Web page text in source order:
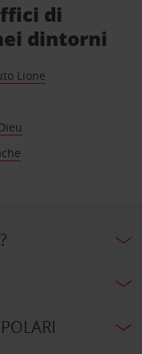
di
dintorni
Lione